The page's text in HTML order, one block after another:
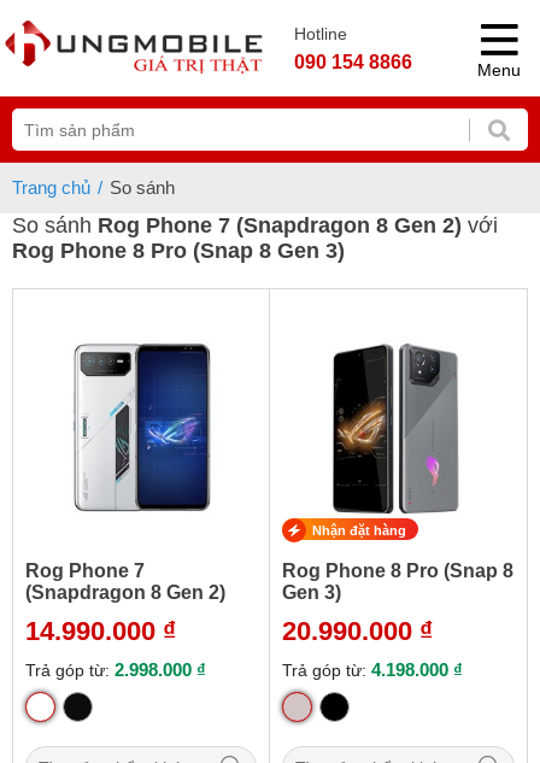
Hotline
090 154 8866 Menu
Trang chủ So sánh
So sánh Rog Phone 7 (Snapdragon 8 Gen 2) với
Rog Phone 8 Pro (Snap 8 Gen 3)
Rog Phone 7
(Snapdragon 8 Gen 2)
14.990.000 ₫
Trả góp từ: 2.998.000 ₫
Rog Phone 8 Pro (Snap 8
Gen 3)
20.990.000 ₫
Trả góp từ: 4.198.000 ₫
Nhận đặt hàng